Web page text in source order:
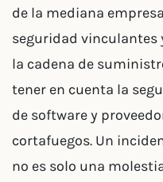
de la mediana
seguridad
la cadena de
tener en cuenta la
de software y
cortafuegos. Un
no es solo una